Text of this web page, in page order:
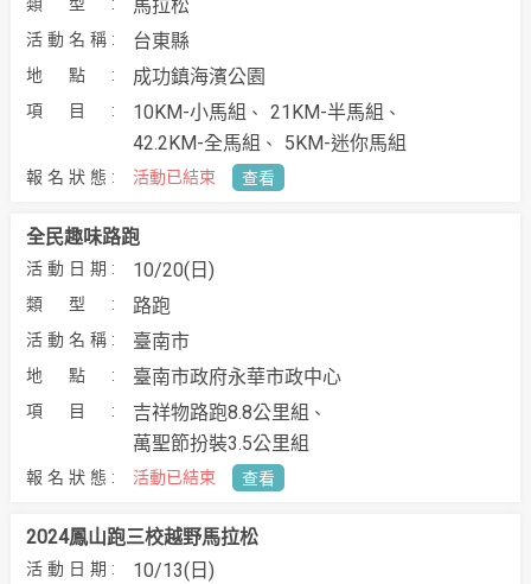
馬拉松
台東縣
成功鎮海濱公園
10KM-小馬組
21KM-半馬組
42.2KM-全馬組
5KM-迷你馬組
活動已結束 查看
10/20(日)
路跑
臺南市
全民趣味路跑
臺南市政府永華市政中⼼
吉祥物路跑8.8公里組
萬聖節扮裝3.5公里組
活動已結束 查看
10/13(日)
2024鳳山跑三校越野馬拉松